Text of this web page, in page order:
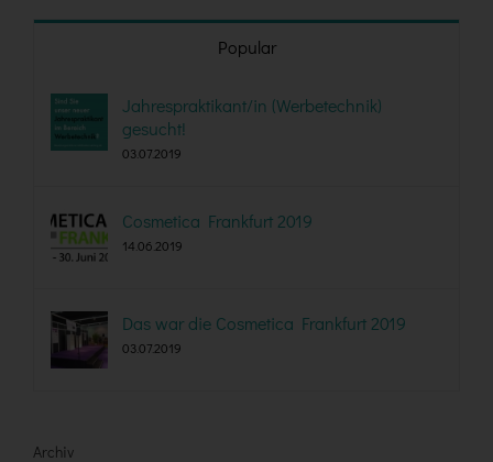
Popular
Jahrespraktikant/in (Werbetechnik)
gesucht!
03.07.2019
Cosmetica Frankfurt 2019
14.06.2019
Das war die Cosmetica Frankfurt 2019
03.07.2019
Archiv